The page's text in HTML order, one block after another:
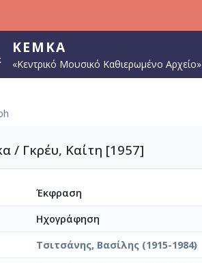
ΚΕΜΚΑ
«Κεντρικό Μουσικό Καθιερωμένο Αρχείο»
/ Γκρέυ, Καίτη [1957]
Έκφραση
Ηχογράφηση
Τσιτσάνης, Βασίλης (1915-1984)